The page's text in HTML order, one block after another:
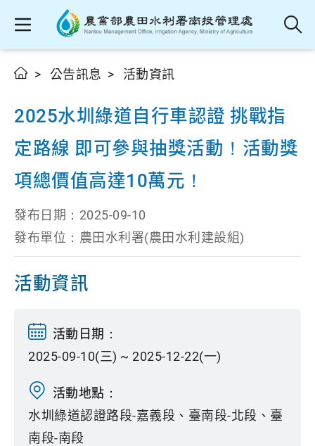
公告訊息 活動資訊
2025水圳綠道自行車認證 挑戰指
定路線 即可參與抽獎活動！活動獎
項總價值高達10萬元！
發布日期：2025-09-10
發布單位：農田水利署(農田水利建設組)
活動資訊
活動日期：
2025-09-10(三) ~ 2025-12-22(一)
活動地點：
水圳綠道認證路段-嘉義段、臺南段-北段、臺
南段-南段